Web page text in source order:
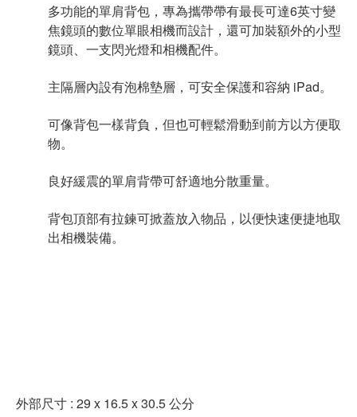
多功能的單肩背包，專為攜帶帶有最長可達6英寸變
焦鏡頭的數位單眼相機而設計，還可加裝額外的小型
鏡頭、一支閃光燈和相機配件。
主隔層內設有泡棉墊層，可安全保護和容納 iPad。
可像背包一樣背負，但也可輕鬆滑動到前方以方便取
物。
良好緩震的單肩背帶可舒適地分散重量。
背包頂部有拉鍊可掀蓋放入物品，以便快速便捷地取
出相機裝備。
外部尺寸 : 29 x 16.5 x 30.5 公分